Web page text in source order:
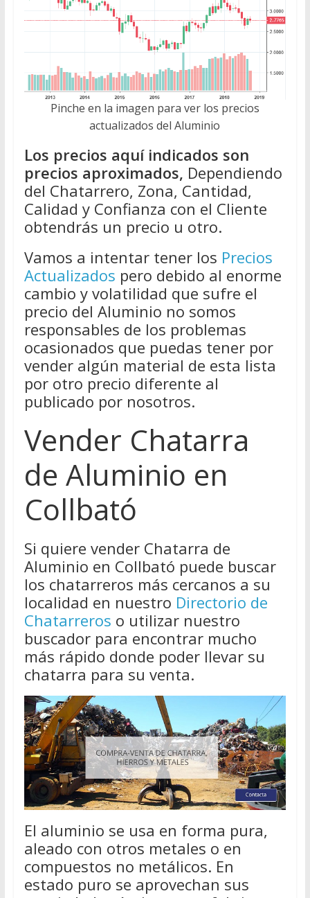
Pinche en la imagen para ver los precios
actualizados del Aluminio
Los precios aquí indicados son
precios aproximados, Dependiendo
del Chatarrero, Zona, Cantidad,
Calidad y Confianza con el Cliente
obtendrás un precio u otro.
Vamos a intentar tener los Precios
Actualizados pero debido al enorme
cambio y volatilidad que sufre el
precio del Aluminio no somos
responsables de los problemas
ocasionados que puedas tener por
vender algún material de esta lista
por otro precio diferente al
publicado por nosotros.
Vender Chatarra
de Aluminio en
Collbató
Si quiere vender Chatarra de
Aluminio en Collbató puede buscar
los chatarreros más cercanos a su
localidad en nuestro Directorio de
Chatarreros o utilizar nuestro
buscador para encontrar mucho
más rápido donde poder llevar su
chatarra para su venta.
El aluminio se usa en forma pura,
aleado con otros metales o en
compuestos no metálicos. En
estado puro se aprovechan sus